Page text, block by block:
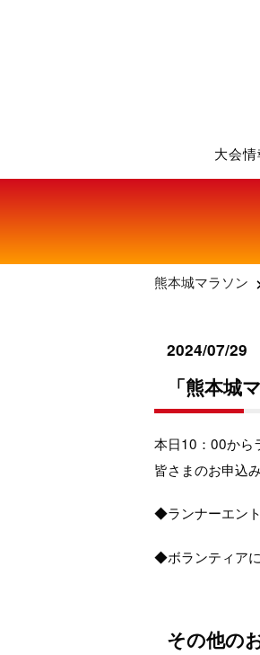
大会情
熊本城マラソン
2024/07/29
「熊本城
本日10：00から
皆さまのお申込
◆ランナーエン
◆ボランティア
その他の